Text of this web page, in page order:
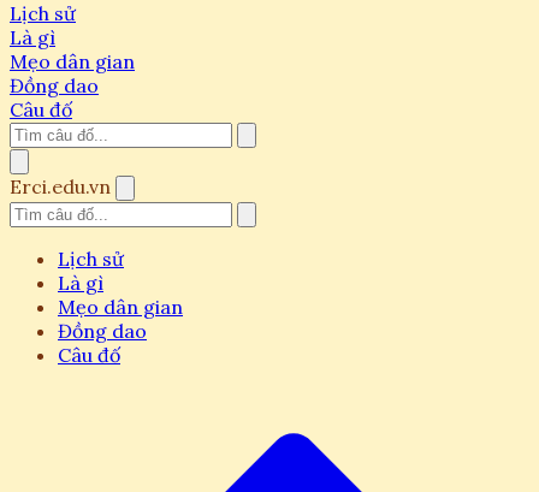
Lịch sử
Là gì
Mẹo dân gian
Đồng dao
Câu đố
Erci.edu.vn
Lịch sử
Là gì
Mẹo dân gian
Đồng dao
Câu đố